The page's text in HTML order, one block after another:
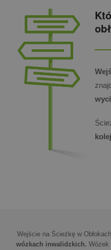
Wejście na Ścieżkę w
wózkach inwalidzkich. Wózek